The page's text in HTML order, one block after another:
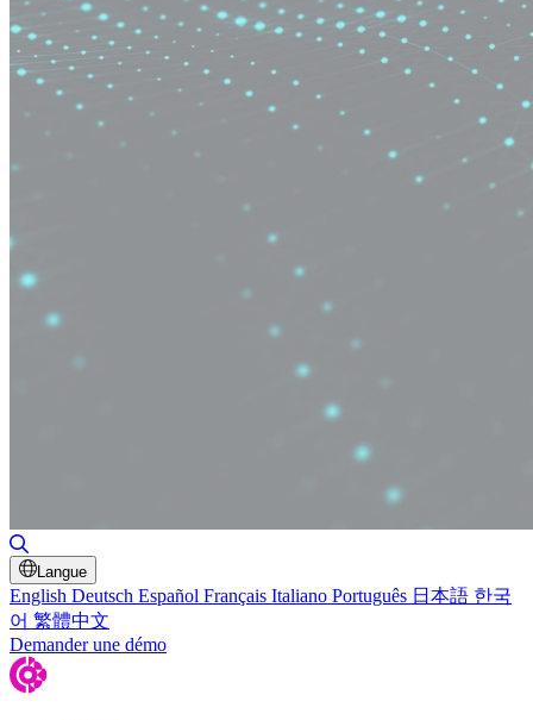
Langue
English Deutsch Español Français Italiano Português 日本語 한국
어 繁體中文
Demander une démo